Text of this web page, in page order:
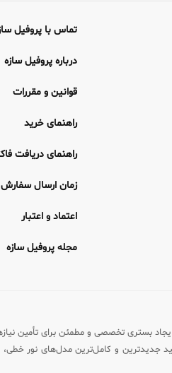
تماس با پروفیل
درباره پروفیل سازه
قوانین و مقررات
راهنمای خرید
راهنمای دریافت
زمان ارسال
اعتماد و اعتبار
مجله پروفیل سازه
پروفیل سازه در آذرماه ۱۴۰۱ با هدف ایجاد
جدیدترین و کامل‌ترین مدل‌های نور خطی،